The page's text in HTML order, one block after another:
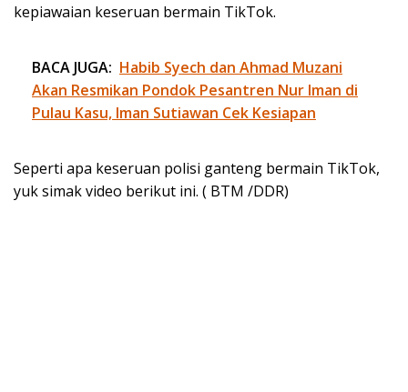
kepiawaian keseruan bermain TikTok.
BACA JUGA: Habib Syech dan Ahmad Muzani
Akan Resmikan Pondok Pesantren Nur Iman di
Pulau Kasu, Iman Sutiawan Cek Kesiapan
Seperti apa keseruan polisi ganteng bermain TikTok,
yuk simak video berikut ini. ( BTM /DDR)